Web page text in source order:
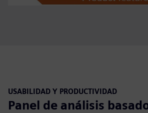
USABILIDAD Y PRODUCTIVIDAD
Panel de análisis